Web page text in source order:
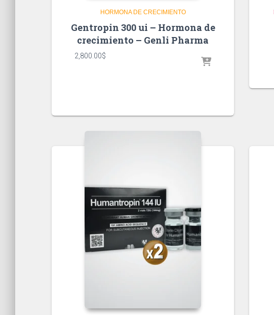
HORMONA DE CRECIMIENTO
Gentropin 300 ui – Hormona de
crecimiento – Genli Pharma
2,800.00$